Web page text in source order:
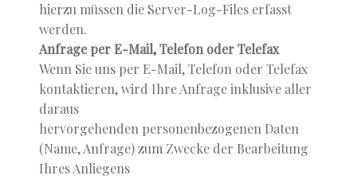
hierzu müssen die Server-Log-Files erfasst
werden.
Anfrage per E-Mail, Telefon oder Telefax
Wenn Sie uns per E-Mail, Telefon oder Telefax
kontaktieren, wird Ihre Anfrage inklusive aller
daraus
hervorgehenden personenbezogenen Daten
(Name, Anfrage) zum Zwecke der Bearbeitung
Ihres Anliegens